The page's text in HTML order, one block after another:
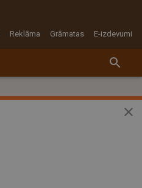
Reklāma Grāmatas E-izdevumi